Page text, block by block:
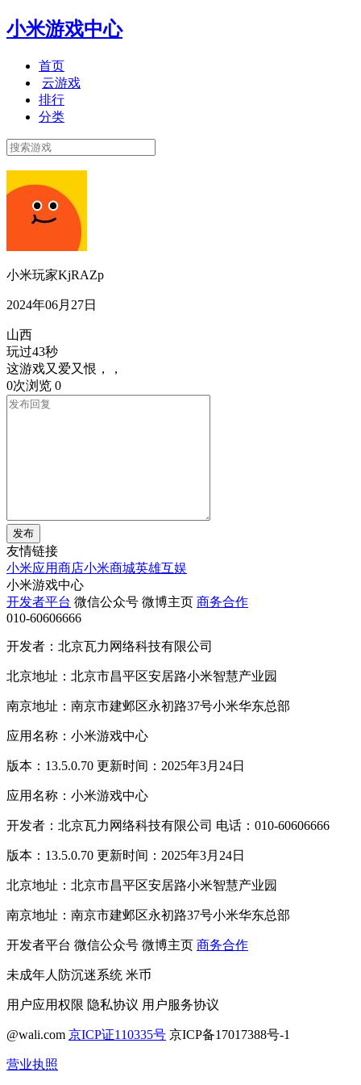
小米游戏中心
首页
云游戏
排行
分类
小米玩家KjRAZp
2024年06月27日
山西
玩过43秒
这游戏又爱又恨，，
0次浏览 0
发布
友情链接
小米应用商店小米商城英雄互娱
小米游戏中心
开发者平台 微信公众号 微博主页 商务合作
010-60606666
开发者：北京瓦力网络科技有限公司
北京地址：北京市昌平区安居路小米智慧产业园
南京地址：南京市建邺区永初路37号小米华东总部
应用名称：小米游戏中心
版本：13.5.0.70 更新时间：2025年3月24日
应用名称：小米游戏中心
开发者：北京瓦力网络科技有限公司 电话：010-60606666
版本：13.5.0.70 更新时间：2025年3月24日
北京地址：北京市昌平区安居路小米智慧产业园
南京地址：南京市建邺区永初路37号小米华东总部
开发者平台 微信公众号 微博主页 商务合作
未成年人防沉迷系统 米币
用户应用权限 隐私协议 用户服务协议
@wali.com 京ICP证110335号 京ICP备17017388号-1
营业执照